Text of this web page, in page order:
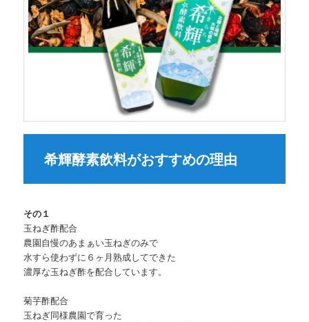
希輝酵素飲料がおすすめの理由
その１
玉ねぎ酢配合
農園自慢のあまぁい玉ねぎのみで
水すら使わずに６ヶ月熟成してできた
濃厚な玉ねぎ酢を配合しています。
菊芋酢配合
玉ねぎ同様農園で育った